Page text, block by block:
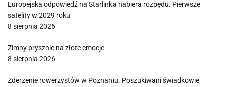
Europejska odpowiedź na Starlinka nabiera rozpędu. Pierwsze
satelity w 2029 roku
8 sierpnia 2026
Zimny prysznic na złote emocje
8 sierpnia 2026
Zderzenie rowerzystów w Poznaniu. Poszukiwani świadkowie